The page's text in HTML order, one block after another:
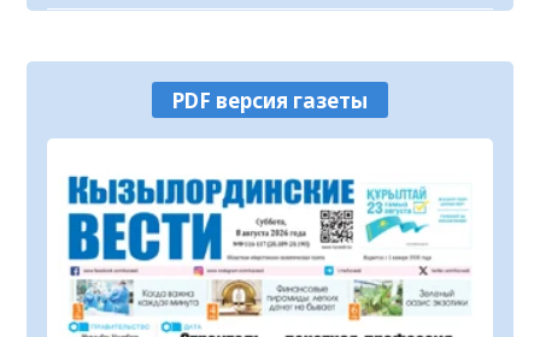
08.08.2026 61 0
У граждан высокие ожидания от
выборов в Курултай – опрос
общественного мнения
07.08.2026
В Жанакоргане введена в эксплуатацию
водораспределительная станция
07.08.2026 121
В Кызылординской области
PDF версия газеты